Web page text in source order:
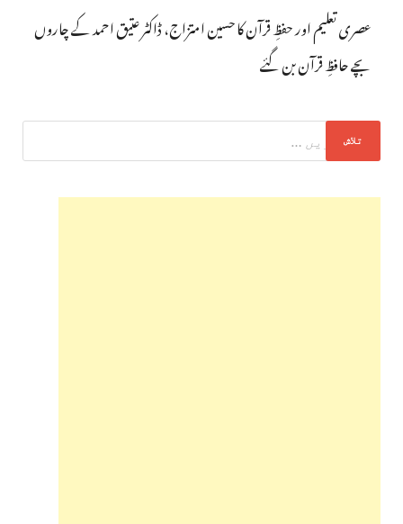
عصری تعلیم اور حفظِ قرآن کا حسین امتزاج، ڈاکٹر عتیق احمد کے چاروں
بچے حافظِ قرآن بن گئے